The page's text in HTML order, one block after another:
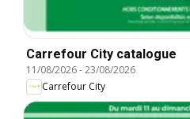
Carrefour City catalogue
11/08/2026-23/08/2026
Carrefour City